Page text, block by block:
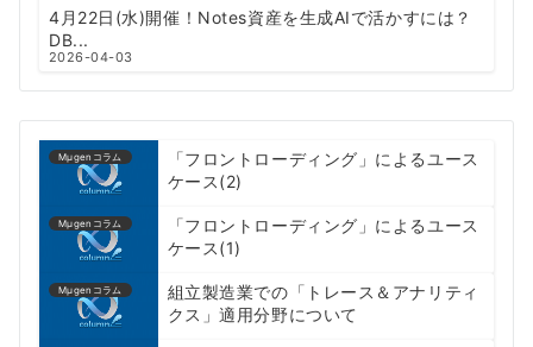
4月22日(水)開催！Notes資産を生成AIで活かすには？
DB...
2026-04-03
Mμgenコラム
「フロントローディング」によるユース
ケース(2)
Mμgenコラム
「フロントローディング」によるユース
ケース(1)
Mμgenコラム
組立製造業での「トレース＆アナリティ
クス」適用分野について